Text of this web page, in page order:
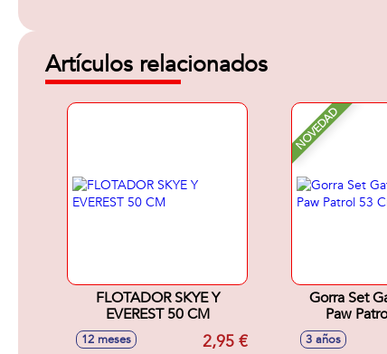
Artículos relacionados
FLOTADOR SKYE Y
EVEREST 50 CM
12 meses 2,95 €
NOVEDAD
Gorra Set
Paw
3 años